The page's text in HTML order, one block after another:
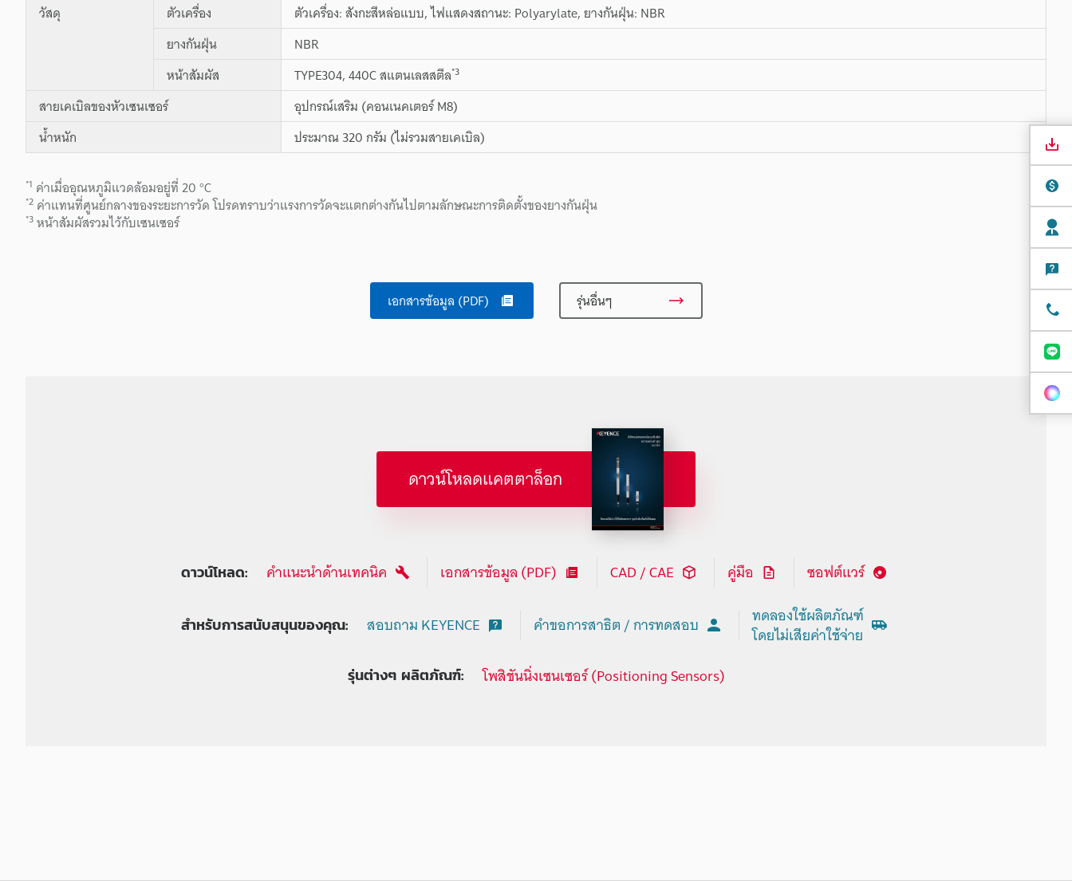
วัสดุ
ตัวเครื่อง
ตัวเครื่อง: สังกะสีหล่อแบบ, ไฟแสดงสถานะ: Polyarylate, ยางกันฝุ่น: NBR
ยางกันฝุ่น
NBR
หน้าสัมผัส
TYPE304, 440C สแตนเลสสตีล*3
สายเคเบิลของหัวเซนเซอร์
อุปกรณ์เสริม (คอนเนคเตอร์ M8)
น้ำหนัก
ประมาณ 320 กรัม (ไม่รวมสายเคเบิล)
*1 ค่าเมื่ออุณหภูมิแวดล้อมอยู่ที่ 20 °C
*2 ค่าแทนที่ศูนย์กลางของระยะการวัด โปรดทราบว่าแรงการวัดจะแตกต่างกันไปตามลักษณะการติดตั้งของยางกันฝุ่น
*3หน้าสัมผัสรวมไว้กับเซนเซอร์
เอกสารข้อมูล (PDF) รุ่นอื่นๆ
ดาวน์โหลดแคตตาล็อก
ดาวน์โหลด: คำแนะนำด้านเทคนิค เอกสารข้อมูล (PDF) CAD / CAE คู่มือ ซอฟต์แวร์
สำหรับการสนับสนุนของคุณ: สอบถาม KEYENCE คำขอการสาธิต / การทดสอบ
ทดลองใช้ผลิตภัณฑ์
โดยไม่เสียค่าใช้จ่าย
รุ่นต่างๆ ผลิตภัณฑ์: โพสิชันนิ่งเซนเซอร์ (Positioning Sensors)